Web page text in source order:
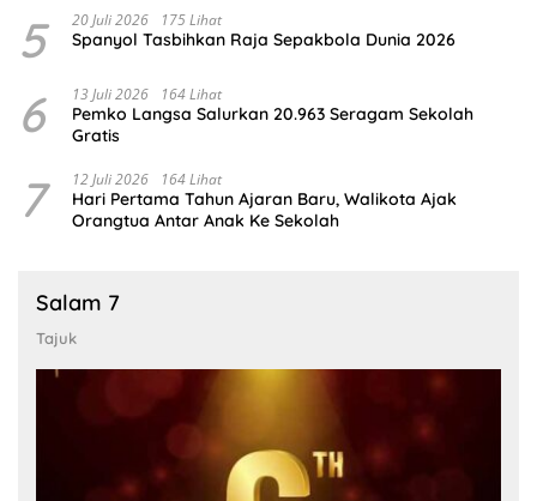
5 20 Juli 2026 175 Lihat
Spanyol Tasbihkan Raja Sepakbola Dunia 2026
6 13 Juli 2026 164 Lihat
Pemko Langsa Salurkan 20.963 Seragam Sekolah
Gratis
7 12 Juli 2026 164 Lihat
Hari Pertama Tahun Ajaran Baru, Walikota Ajak
Orangtua Antar Anak Ke Sekolah
Salam 7
Tajuk